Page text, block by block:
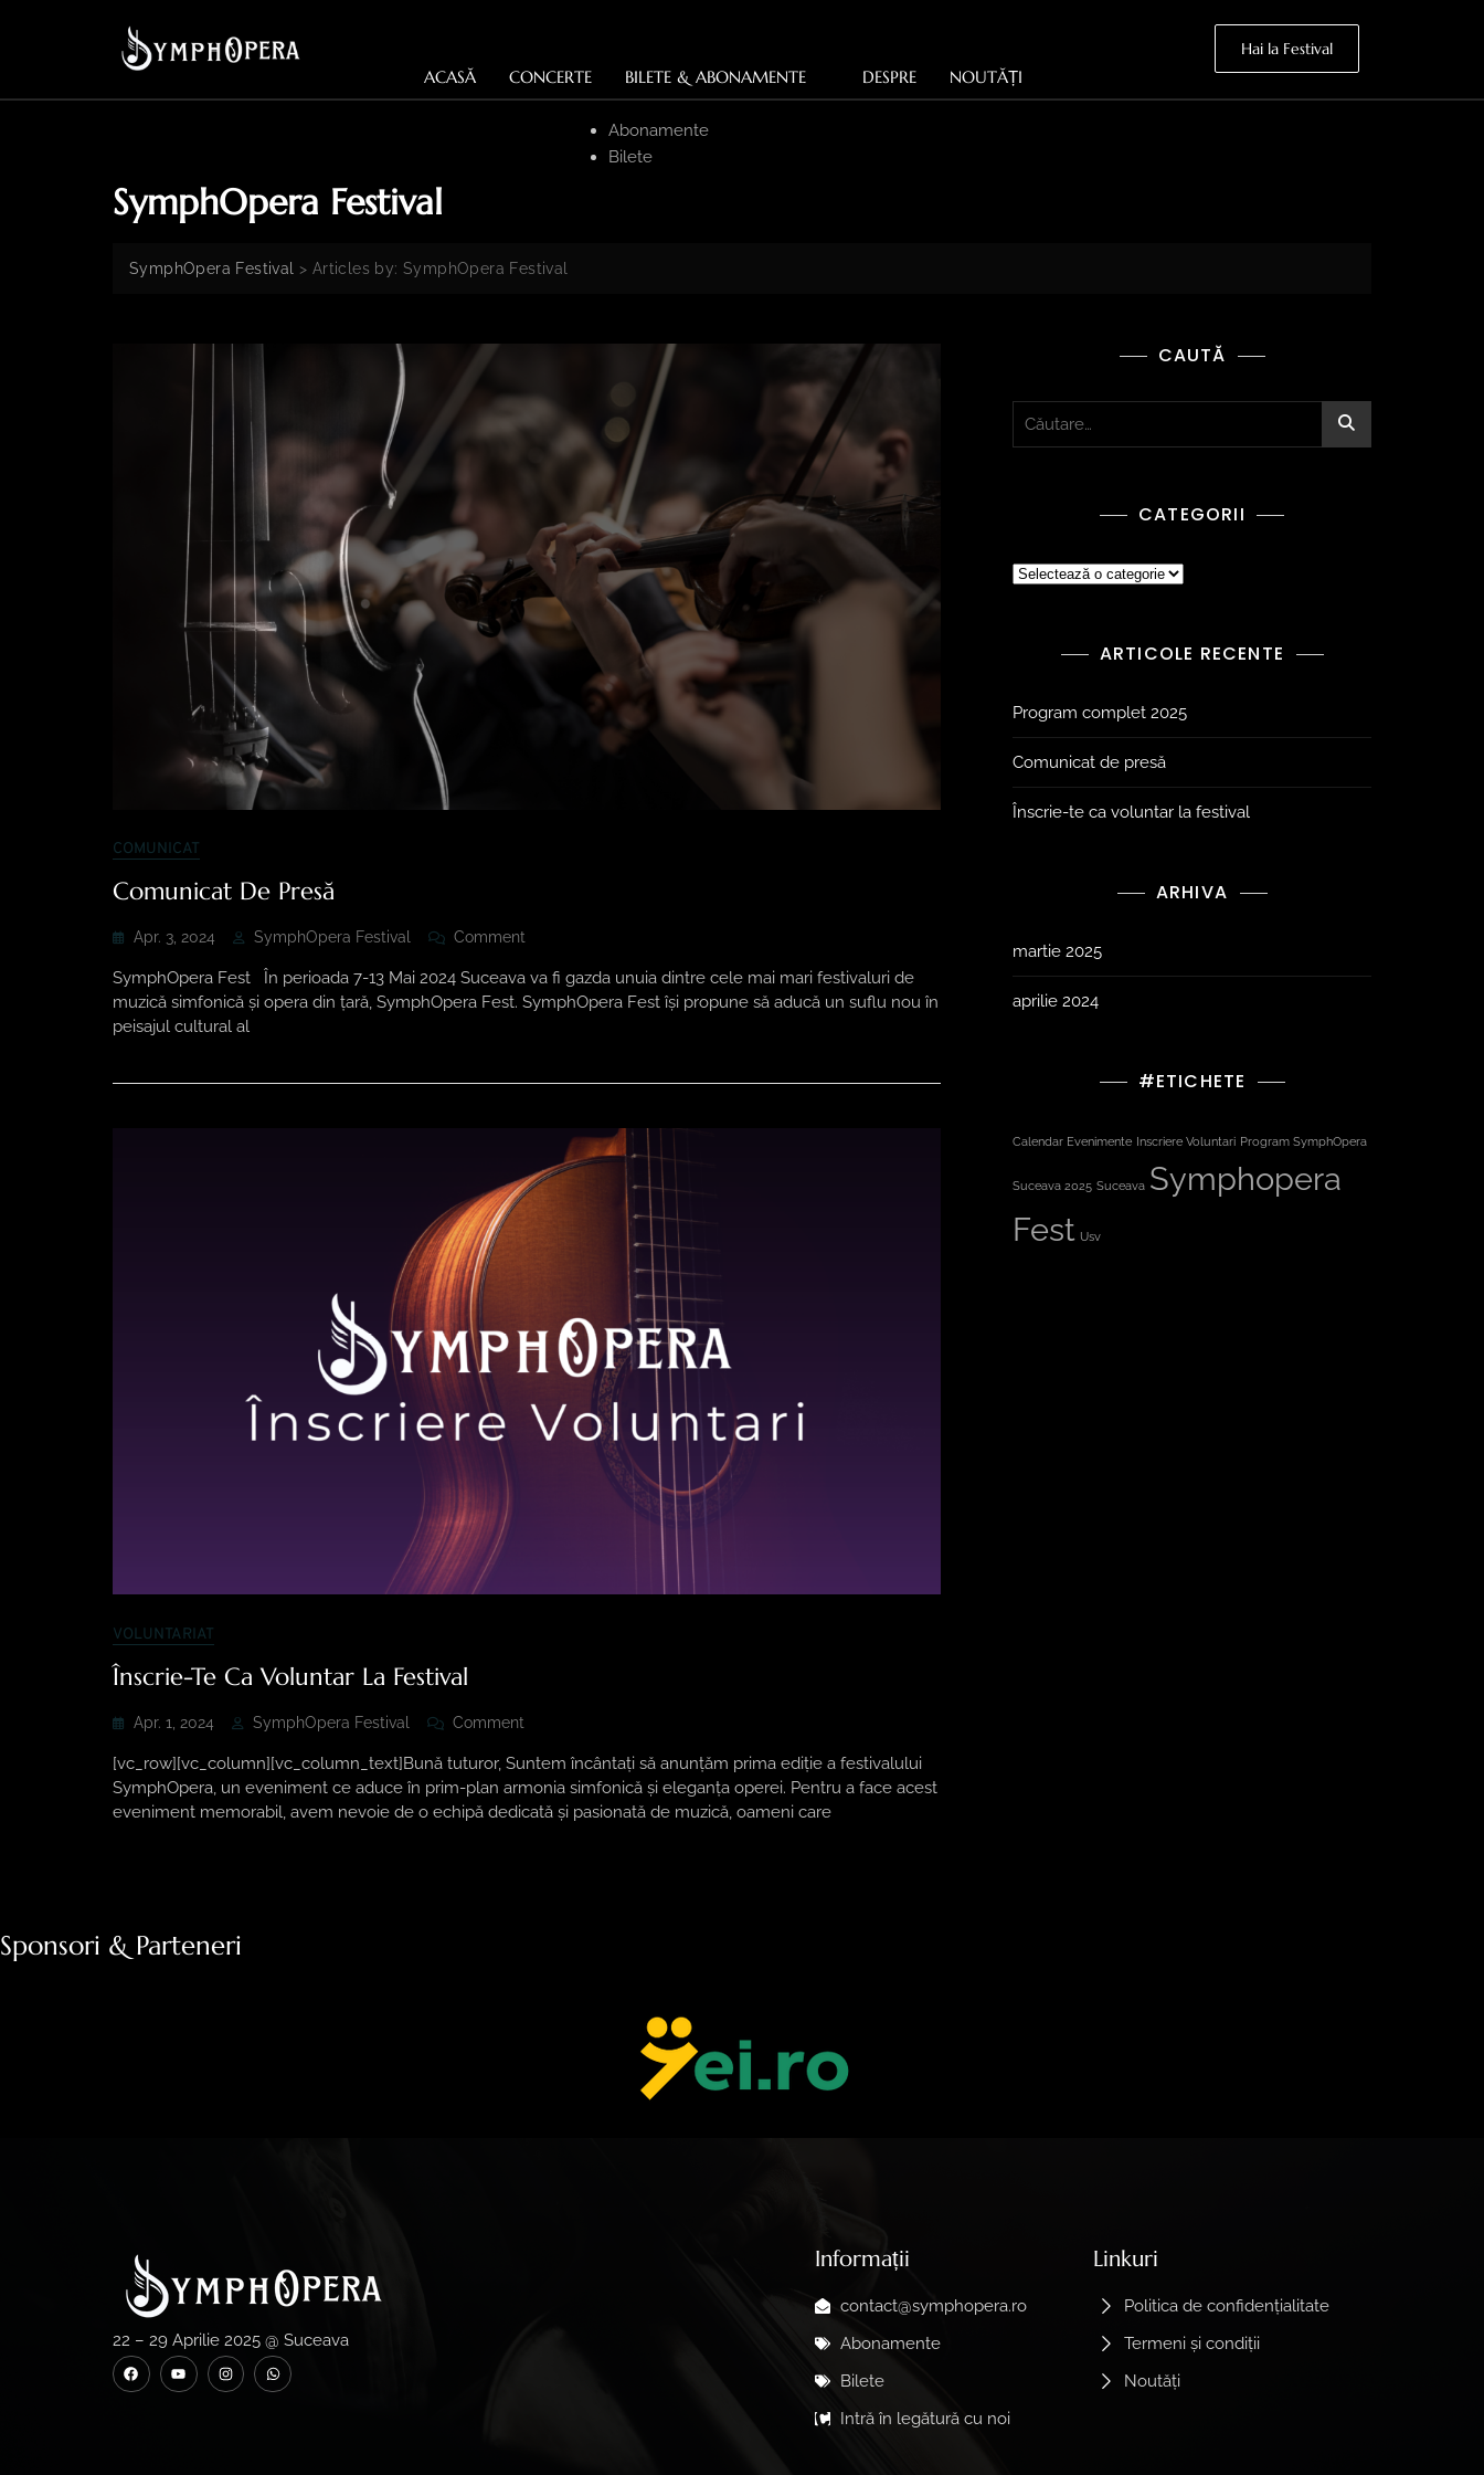
ACASĂ CONCERTE BILETE & ABONAMENTE
Abonamente
Bilete
DESPRE NOUTĂȚI
Hai la Festival
SymphOpera Festival
SymphOpera Festival > Articles by: SymphOpera Festival
COMUNICAT
Comunicat De Presă
Apr. 3, 2024 SymphOpera Festival Comment
SymphOpera Fest În perioada 7-13 Mai 2024 Suceava va fi gazda unuia dintre cele mai mari festivaluri de
muzică simfonică și opera din țară, SymphOpera Fest. SymphOpera Fest își propune să aducă un suflu nou în
peisajul cultural al
VOLUNTARIAT
Înscrie-Te Ca Voluntar La Festival
Apr. 1, 2024 SymphOpera Festival Comment
[vc_row][vc_column][vc_column_text]Bună tuturor, Suntem încântați să anunțăm prima ediție a festivalului
SymphOpera, un eveniment ce aduce în prim-plan armonia simfonică și eleganța operei. Pentru a face acest
eveniment memorabil, avem nevoie de o echipă dedicată și pasionată de muzică, oameni care
CAUTĂ
CATEGORII
ARTICOLE RECENTE
Program complet 2025
Comunicat de presă
Înscrie-te ca voluntar la festival
ARHIVA
martie 2025
aprilie 2024
#ETICHETE
Calendar Evenimente Inscriere Voluntari Program SymphOpera
Suceava 2025 Suceava Symphopera
Fest Usv
Sponsori & Parteneri
22 – 29 Aprilie 2025 @ Suceava
Informații
contact@symphopera.ro
Abonamente
Bilete
Intră în legătură cu noi
Linkuri
Politica de confidențialitate
Termeni și condiții
Noutăți